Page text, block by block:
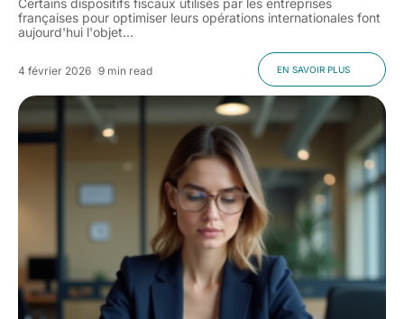
Certains dispositifs fiscaux utilisés par les entreprises
françaises pour optimiser leurs opérations internationales font
aujourd'hui l'objet…
4 février 2026 9 min read EN SAVOIR PLUS